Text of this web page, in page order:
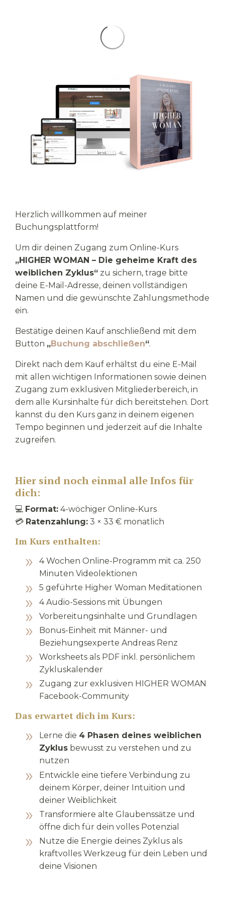
Herzlich willkommen auf meiner
Buchungsplattform!
Um dir deinen Zugang zum Online-Kurs
„HIGHER WOMAN – Die geheime Kraft des
weiblichen Zyklus“ zu sichern, trage bitte
deine E-Mail-Adresse, deinen vollständigen
Namen und die gewünschte Zahlungsmethode
ein.
Bestätige deinen Kauf anschließend mit dem
Button „Buchung abschließen“.
Direkt nach dem Kauf erhältst du eine E-Mail
mit allen wichtigen Informationen sowie deinen
Zugang zum exklusiven Mitgliederbereich, in
dem alle Kursinhalte für dich bereitstehen. Dort
kannst du den Kurs ganz in deinem eigenen
Tempo beginnen und jederzeit auf die Inhalte
zugreifen.
Hier sind noch einmal alle Infos für
dich:
💻 Format: 4-wöchiger Online-Kurs
💳 Ratenzahlung: 3 × 33 € monatlich
Im Kurs enthalten:
4 Wochen Online-Programm mit ca. 250
Minuten Videolektionen
5 geführte Higher Woman Meditationen
4 Audio-Sessions mit Übungen
Vorbereitungsinhalte und Grundlagen
Bonus-Einheit mit Männer- und
Beziehungsexperte Andreas Renz
Worksheets als PDF inkl. persönlichem
Zykluskalender
Zugang zur exklusiven HIGHER WOMAN
Facebook-Community
Das erwartet dich im Kurs:
Lerne die 4 Phasen deines weiblichen
Zyklus bewusst zu verstehen und zu
nutzen
Entwickle eine tiefere Verbindung zu
deinem Körper, deiner Intuition und
deiner Weiblichkeit
Transformiere alte Glaubenssätze und
öffne dich für dein volles Potenzial
Nutze die Energie deines Zyklus als
kraftvolles Werkzeug für dein Leben und
deine Visionen